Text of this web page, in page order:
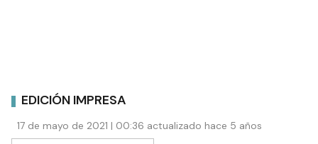
EDICIÓN IMPRESA
17 de mayo de 2021 | 00:36 actualizado hace 5 años